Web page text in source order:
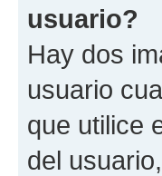
usuario?
Hay dos
usuario
que utilice
del